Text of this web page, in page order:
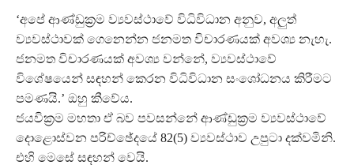
‘අපේ ආණ්ඩුක්‍රම ව්‍යවස්ථාවේ විධිවිධාන අනුව, අලුත්
ව්‍යවස්ථාවක් ගෙනෙන්න ජනමත විචාරණයක් අවශ්‍ය නැහැ.
ජනමත විචාරණයක් අවශ්‍ය වන්නේ, ව්‍යවස්ථාවේ
විශේෂයෙන් සඳහන් කෙරන විධිවිධාන සංශෝධනය කිරීමට
පමණයි.’ ඔහු කීවේය.
ජයවික්‍රම මහතා ඒ බව පවසන්නේ ආණ්ඩුක්‍රම ව්‍යවස්ථාවේ
දොළොස්වන පරිච්ඡේදයේ 82(5) ව්‍යවස්ථාව උපුටා දක්වමිනි.
එහි මෙසේ සඳහන් වෙයි.